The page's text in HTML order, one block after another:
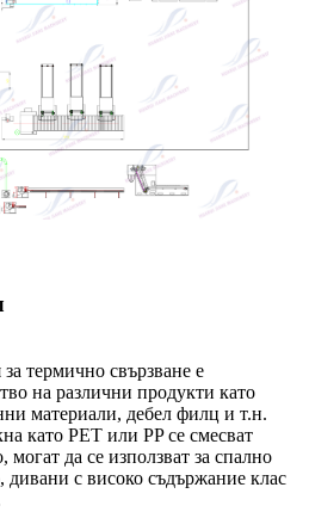
термично свързване е
на различни продукти като
материали, дебел филц и т.н.
като PET или PP се смесват
могат да се използват за спално
дивани с високо съдържание клас